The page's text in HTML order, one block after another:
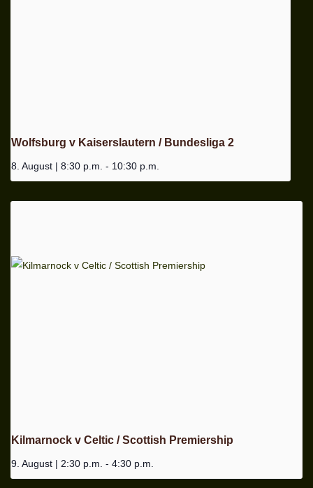
Wolfsburg v Kaiserslautern / Bundesliga 2
8. August | 8:30 p.m. - 10:30 p.m.
Kilmarnock v Celtic / Scottish Premiership
9. August | 2:30 p.m. - 4:30 p.m.